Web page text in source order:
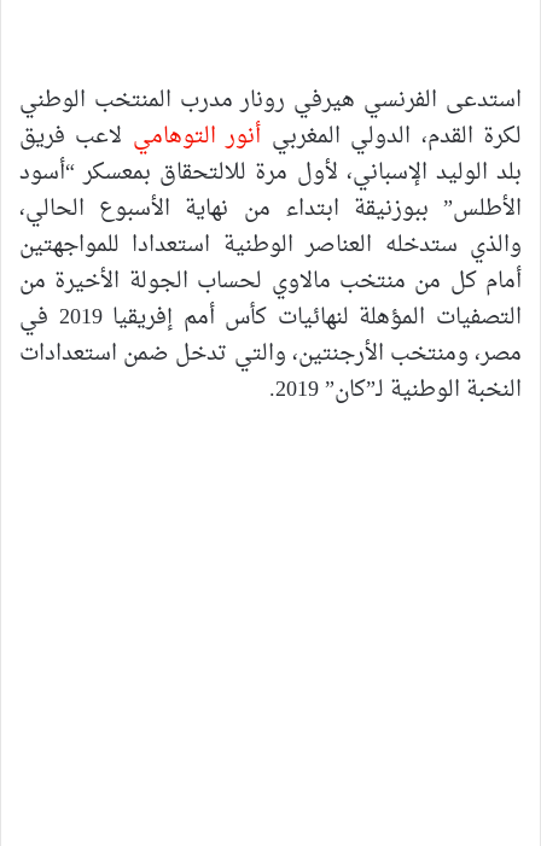
استدعى الفرنسي هيرفي رونار مدرب المنتخب الوطني
لكرة القدم، الدولي المغربي أنور التوهامي لاعب فريق
بلد الوليد الإسباني، لأول مرة للالتحقاق بمعسكر “أسود
الأطلس” ببوزنيقة ابتداء من نهاية الأسبوع الحالي،
والذي ستدخله العناصر الوطنية استعدادا للمواجهتين
أمام كل من منتخب مالاوي لحساب الجولة الأخيرة من
التصفيات المؤهلة لنهائيات كأس أمم إفريقيا 2019 في
مصر، ومنتخب الأرجنتين، والتي تدخل ضمن استعدادات
النخبة الوطنية لـ”كان” 2019.